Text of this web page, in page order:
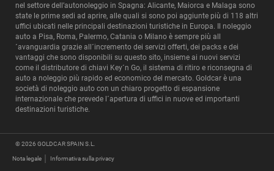
nel settore dell’autonoleggio in Spagna: Alicante, Maiorca e Malaga sono
state le prime sedi ad aprire, alle quali si sono poi aggiunte più di 118 altri
uffici ubicati nelle principali destinazioni turistiche in Europa. Il noleggio
auto a Pisa, Roma, Palermo, Catania o Milano è sempre più all
´avanguardia grazie all´incremento dei servizi offerti, dei packs e dei
vantaggi che sono disponibili su questo sito, insieme ai nuovi servizi
come il distributore di chiavi Key´n Go, il sistema di ritiro e riconsegna di
auto a noleggio più rapido ed economico del mercato. Goldcar è una
società di noleggio auto con un chiaro progetto di espansione
internazionale che prevede l´apertura di uffici in nuove ed importanti
destinazioni turistiche.
© 2026 GOLDCAR SPAIN S.L.
Nota legale Informativa sulla privacy